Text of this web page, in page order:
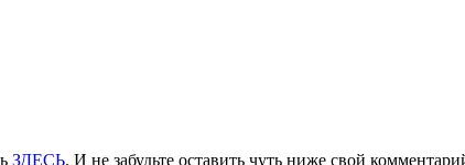
ЗДЕСЬ. И не забудьте оставить чуть ниже свой